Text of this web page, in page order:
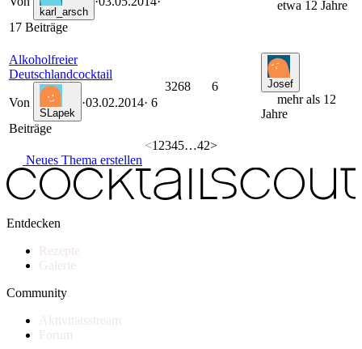
karl_arsch
17 Beiträge
etwa 12 Jahre
Alkoholfreier
Deutschlandcocktail
Von
SLapek
·03.02.2014· 6
Beiträge
3268 6 Josef
mehr als 12
Jahre
<1 2345…42>
Neues Thema erstellen
Entdecken
Rezepte
Galerie
Community
Aktivitätsstream
Forum